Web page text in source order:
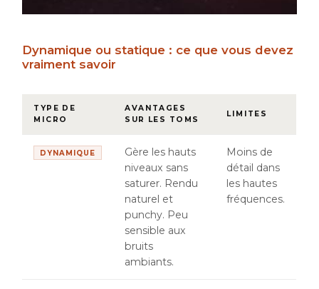
Dynamique ou statique : ce que vous devez
vraiment savoir
TYPE DE
MICRO
AVANTAGES
SUR LES TOMS
LIMITES
DYNAMIQUE
Gère les hauts
niveaux sans
saturer. Rendu
naturel et
punchy. Peu
sensible aux
bruits
ambiants.
Moins de
détail dans
les hautes
fréquences.